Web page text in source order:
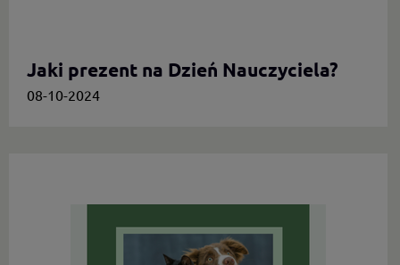
Jaki prezent na Dzień Nauczyciela?
08-10-2024